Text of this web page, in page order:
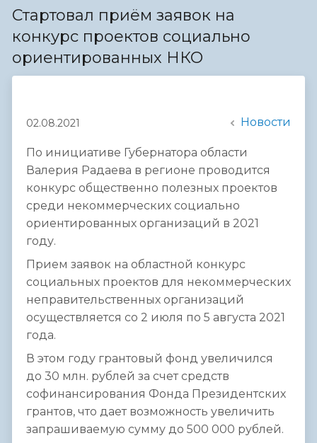
Стартовал приём заявок на
конкурс проектов социально
ориентированных НКО
02.08.2021 Новости
По инициативе Губернатора области
Валерия Радаева в регионе проводится
конкурс общественно полезных проектов
среди некоммерческих социально
ориентированных организаций в 2021
году.
Прием заявок на областной конкурс
социальных проектов для некоммерческих
неправительственных организаций
осуществляется со 2 июля по 5 августа 2021
года.
В этом году грантовый фонд увеличился
до 30 млн. рублей за счет средств
софинансирования Фонда Президентских
грантов, что дает возможность увеличить
запрашиваемую сумму до 500 000 рублей.